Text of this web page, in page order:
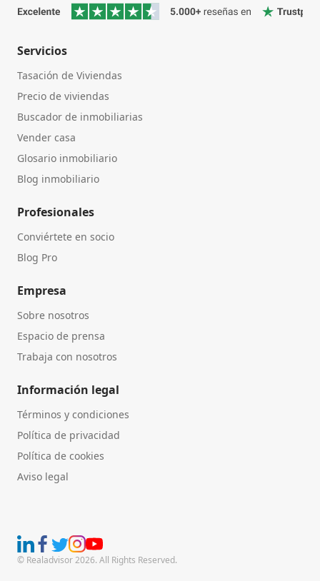
Servicios
Tasación de Viviendas
Precio de viviendas
Buscador de inmobiliarias
Vender casa
Glosario inmobiliario
Blog inmobiliario
Profesionales
Conviértete en socio
Blog Pro
Empresa
Sobre nosotros
Espacio de prensa
Trabaja con nosotros
Información legal
Términos y condiciones
Política de privacidad
Política de cookies
Aviso legal
© Realadvisor 2026. All Rights Reserved.